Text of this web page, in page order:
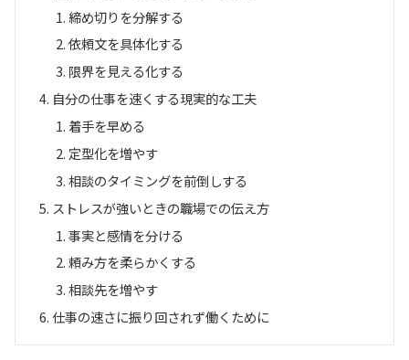
締め切りを分解する
依頼文を具体化する
限界を見える化する
自分の仕事を速くする現実的な工夫
着手を早める
定型化を増やす
相談のタイミングを前倒しする
ストレスが強いときの職場での伝え方
事実と感情を分ける
頼み方を柔らかくする
相談先を増やす
仕事の速さに振り回されず働くために